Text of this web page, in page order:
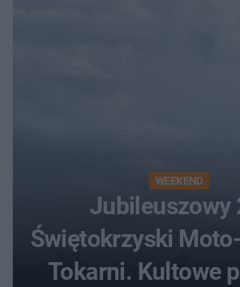
WEEKEND
Jubileuszowy
Świętokrzyski
Tokarni. Kultowe